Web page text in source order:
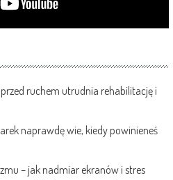
ruchem utrudnia rehabilitację i
naprawdę wie, kiedy powinieneś
– jak nadmiar ekranów i stres